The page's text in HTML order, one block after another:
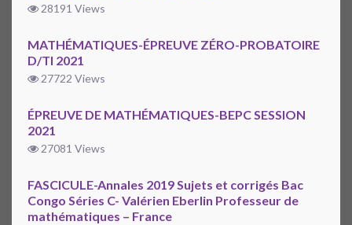
28191 Views
MATHÉMATIQUES-ÉPREUVE ZÉRO-PROBATOIRE
D/TI 2021
27722 Views
ÉPREUVE DE MATHÉMATIQUES-BEPC SESSION
2021
27081 Views
FASCICULE-Annales 2019 Sujets et corrigés Bac
Congo Séries C- Valérien Eberlin Professeur de
mathématiques – France